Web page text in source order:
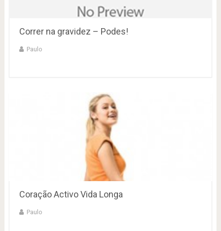
Correr na gravidez – Podes!
Paulo
Coração Activo Vida Longa
Paulo